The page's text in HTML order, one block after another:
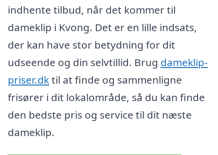
indhente tilbud, når det kommer til
dameklip i Kvong. Det er en lille indsats,
der kan have stor betydning for dit
udseende og din selvtillid. Brug dameklip-
priser.dktil at finde og sammenligne
frisører i dit lokalområde, så du kan finde
den bedste pris og service til dit næste
dameklip.